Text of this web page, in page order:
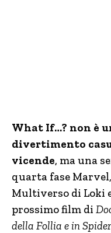
What If…? non è
divertimento
vicende, ma una
quarta fase
Multiverso di Loki
prossimo film di
della Follia e in